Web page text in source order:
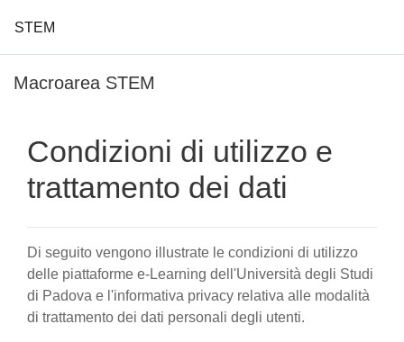
STEM
Macroarea STEM
Condizioni di utilizzo e
trattamento dei dati
Di seguito vengono illustrate le condizioni di utilizzo
delle piattaforme e-Learning dell'Università degli Studi
di Padova e l'informativa privacy relativa alle modalità
di trattamento dei dati personali degli utenti.